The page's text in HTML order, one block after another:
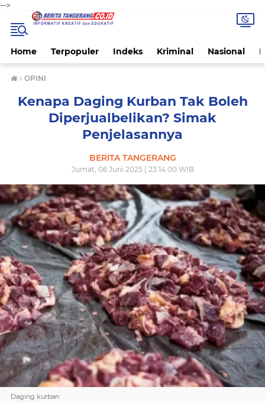
-->
Home Terpopuler Indeks Kriminal Nasional
› OPINI
Kenapa Daging Kurban Tak Boleh
Diperjualbelikan? Simak
Penjelasannya
BERITA TANGERANG
Jumat, 06 Juni 2025 | 23.14.00 WIB
Daging kurban